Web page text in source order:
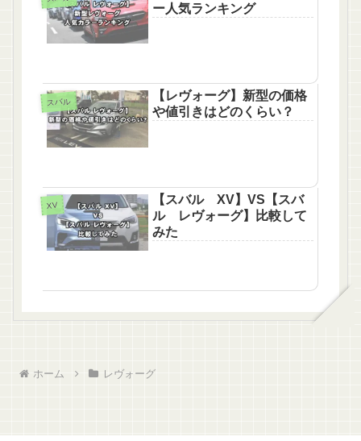
ー人気ランキング
スバル
【レヴォーグ】新型の価格
や値引きはどのくらい？
XV
【スバル XV】VS【スバ
ル レヴォーグ】比較して
みた
ホーム レヴォーグ